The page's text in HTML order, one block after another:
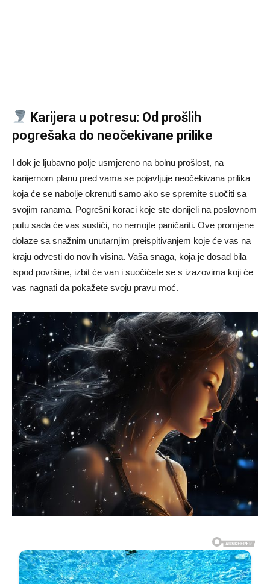
Karijera u potresu: Od prošlih
pogrešaka do neočekivane prilike
I dok je ljubavno polje usmjereno na bolnu prošlost, na
karijernom planu pred vama se pojavljuje neočekivana prilika
koja će se nabolje okrenuti samo ako se spremite suočiti sa
svojim ranama. Pogrešni koraci koje ste donijeli na poslovnom
putu sada će vas sustići, no nemojte paničariti. Ove promjene
dolaze sa snažnim unutarnjim preispitivanjem koje će vas na
kraju odvesti do novih visina. Vaša snaga, koja je dosad bila
ispod površine, izbit će van i suočićete se s izazovima koji će
vas nagnati da pokažete svoju pravu moć.